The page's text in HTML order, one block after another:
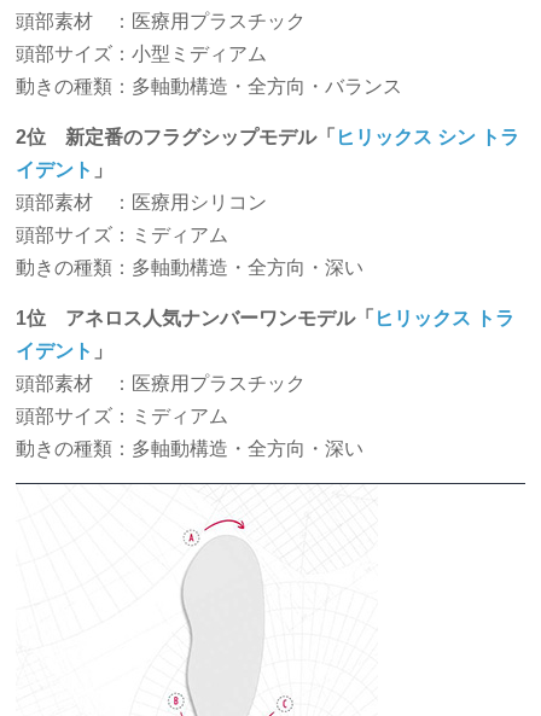
頭部素材 ：医療用プラスチック
頭部サイズ：小型ミディアム
動きの種類：多軸動構造・全方向・バランス
2位 新定番のフラグシップモデル「 ヒリックス シン トラ
イデント 」
頭部素材 ：医療用シリコン
頭部サイズ：ミディアム
動きの種類：多軸動構造・全方向・深い
1位 アネロス人気ナンバーワンモデル「 ヒリックス トラ
イデント 」
頭部素材 ：医療用プラスチック
頭部サイズ：ミディアム
動きの種類：多軸動構造・全方向・深い